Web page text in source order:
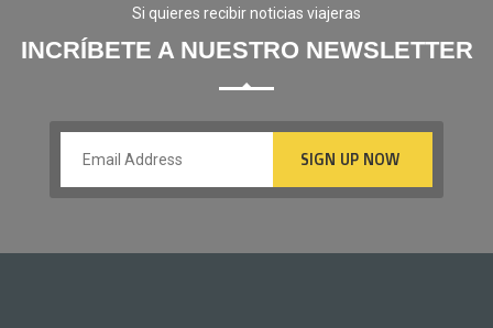
Si quieres recibir noticias viajeras
INCRÍBETE A NUESTRO NEWSLETTER